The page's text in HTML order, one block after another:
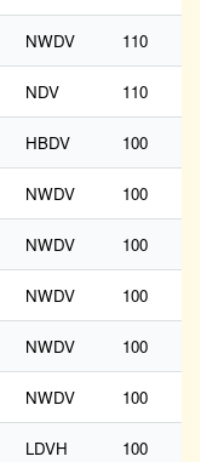
NWDV 110
NDV 110
HBDV 100
NWDV 100
NWDV 100
NWDV 100
NWDV 100
NWDV 100
LDVH 100